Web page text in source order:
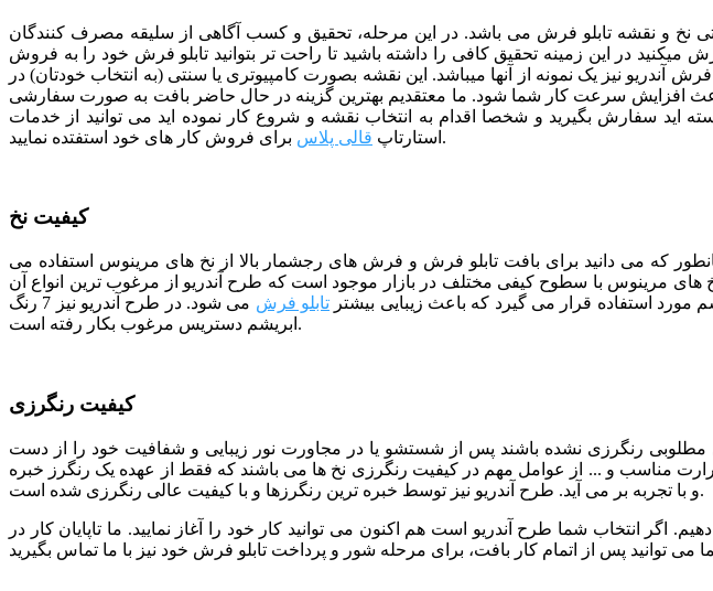
نخ و نقشه تابلو فرش می باشد. در این مرحله، تحقیق و کسب آگاهی از سلیقه مصرف کنندگان
در این زمینه تحقیق کافی را داشته باشید تا راحت تر بتوانید تابلو فرش خود را به فروش
آندریو نیز یک نمونه از آنها میباشد. این نقشه بصورت کامپیوتری یا سنتی (به انتخاب خودتان) در
باعث افزایش سرعت کار شما شود. ما معتقدیم بهترین گزینه در حال حاضر بافت به صورت سفارشی
اید سفارش بگیرید و شخصا اقدام به انتخاب نقشه و شروع کار نموده اید می توانید از خدمات
استارتاپ قالی پلاس برای فروش کار های خود استفتده نمایید.
کیفیت نخ
که می دانید برای بافت تابلو فرش و فرش های رجشمار بالا از نخ های مرینوس استفاده می
مرینوس با سطوح کیفی مختلف در بازار موجود است که طرح آندریو از مرغوب ترین انواع آن
مورد استفاده قرار می گیرد که باعث زیبایی بیشتر تابلو فرش
می شود. در طرح آندریو نیز 7 رنگ
ابریشم دستریس مرغوب بکار رفته است.
کیفیت رنگرزی
مطلوبی رنگرزی نشده باشند پس از شستشو یا در مجاورت نور زیبایی و شفافیت خود را از دست
حرارت مناسب و ... از عوامل مهم در کیفیت رنگرزی نخ ها می باشند که فقط از عهده یک رنگرز خبره
و با تجربه بر می آید. طرح آندریو نیز توسط خبره ترین رنگرزها و با کیفیت عالی رنگرزی شده است.
اگر انتخاب شما طرح آندریو است هم اکنون می توانید کار خود را آغاز نمایید. ما تاپایان کار در